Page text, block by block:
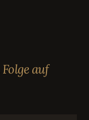
Folge auf